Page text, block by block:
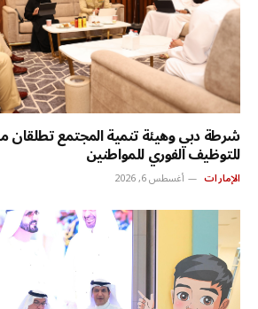
شرطة دبي وهيئة تنمية المجتمع تطلقان
للتوظيف الفوري للمواطنين
الإمارات أغسطس 6, 2026